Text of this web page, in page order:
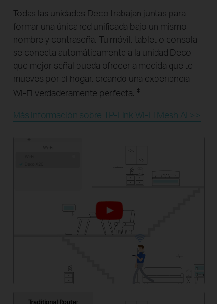
Todas las unidades Deco trabajan juntas para
formar una única red unificada bajo un mismo
nombre y contraseña. Tu móvil, tablet o consola
se conecta automáticamente a la unidad Deco
que mejor señal pueda ofrecer a medida que te
mueves por el hogar, creando una experiencia
Wi-Fi verdaderamente perfecta. ‡
Más información sobre TP-Link Wi-Fi Mesh AI >>